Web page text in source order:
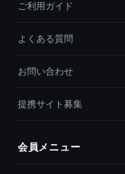
ご利用ガイド
よくある質問
お問い合わせ
提携サイト募集
会員メニュー